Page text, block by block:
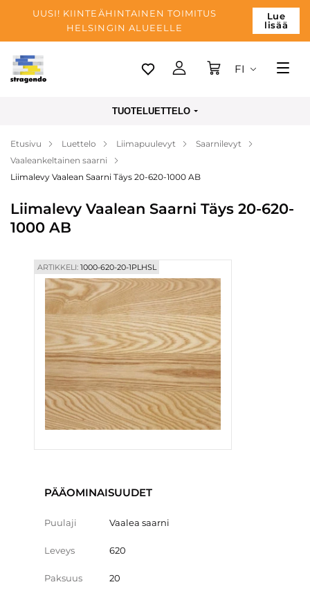
UUSI! KIINTEÄHINTAINEN TOIMITUS
HELSINGIN ALUEELLE
Lue
lisää
Tallinn
Maksu
Yrityksen
Blogi
Yhteystiedot
FI
TUOTELUETTELO
Etusivu Luettelo Liimapuulevyt
Saarnilevyt
Vaaleankeltainen saarni
Liimalevy Vaalean Saarni Täys 20-620-1000 AB
Liimalevy Vaalean Saarni Täys 20-620-
1000 AB
ARTIKKELI:1000-620-20-1PLHSL
PÄÄOMINAISUUDET
Puulaji Vaalea saarni
Leveys 620
Paksuus 20